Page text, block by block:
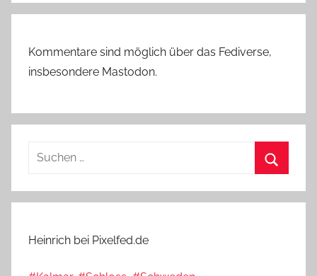
Kommentare sind möglich über das Fediverse,
insbesondere Mastodon.
Suchen
Heinrich bei Pixelfed.de